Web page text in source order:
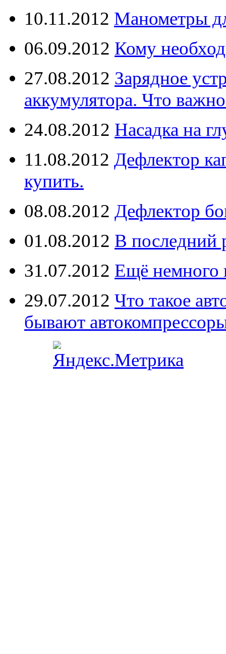
10.11.2012 Манометры
06.09.2012 Кому
27.08.2012 Зарядное
аккумулятора. Что
24.08.2012 Насадка на
11.08.2012 Дефлектор
купить.
08.08.2012 Дефлектор
01.08.2012 В последний
31.07.2012 Ещё немного
29.07.2012 Что такое
бывают